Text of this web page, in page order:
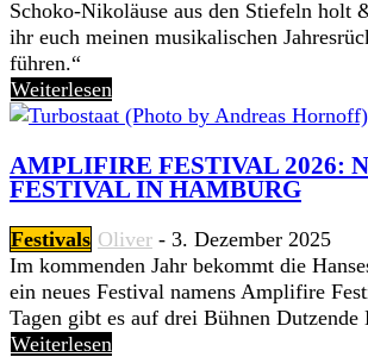
Schoko-Nikoläuse aus den Stiefeln holt
ihr euch meinen musikalischen
führen.“
Weiterlesen
AMPLIFIRE FESTIVAL 2026:
FESTIVAL IN HAMBURG
Festivals Oliver - 3. Dezember 2025
Im kommenden Jahr bekommt die
ein neues Festival namens Amplifire
Tagen gibt es auf drei Bühnen Dutzende
Weiterlesen